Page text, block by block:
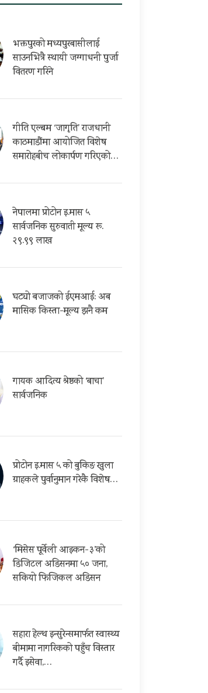
भक्तपुरको मध्यपुरबासीलाई
साउनभित्रै स्थायी जग्गाधनी पुर्जा
वितरण गरिने
गीति एल्बम ‘जागृति’ राजधानी
काठमाडौंमा आयोजित विशेष
समारोहबीच लोकार्पण गरिएको…
नेपालमा प्रोटोन इ.मास ५
सार्वजनिक सुरुवाती मूल्य रू.
२९.९९ लाख
घट्यो बजाजको ईएमआई: अब
मासिक किस्ता-मूल्य झनै कम
गायक आदित्य श्रेष्ठको ‘बाचा’
सार्वजनिक
प्रोटोन इ.मास ५ को बुकिङ खुला
ग्राहकले पुर्वानुमान गरेकै विशेष…
‘मिसेस पूर्वेली आइकन-३’को
डिजिटल अडिसनमा ५० जना,
सकियो फिजिकल अडिसन
सहारा हेल्थ इन्सुरेन्समार्फत स्वास्थ्य
बीमामा नागरिकको पहुँच विस्तार
गर्दै इसेवा,…